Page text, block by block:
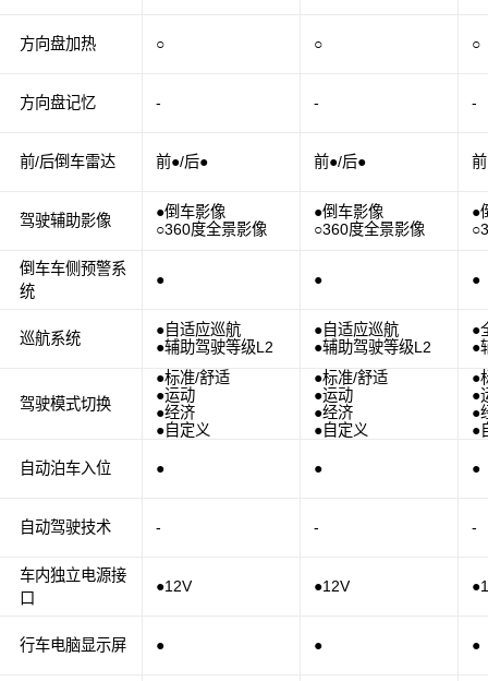
方向盘加热
方向盘记忆
前/后倒车雷达
驾驶辅助影像
倒车车侧预警系
统
巡航系统
驾驶模式切换
自动泊车入位
自动驾驶技术
车内独立电源接
口
行车电脑显示屏
○ ○ ○
- - -
前●/后● 前●/后●
●倒车影像
○360度全景影像
●倒车影像
○360度全景影像
●
● ● ●
●自适应巡航
●辅助驾驶等级L2
●自适应巡航
●辅助驾驶等级L2
●
●
●标准/舒适
●运动
●经济
●自定义
●标准/舒适
●运动
●经济
●自定义
●
●
●
●
● ● ●
- - -
●12V ●12V
● ● ●